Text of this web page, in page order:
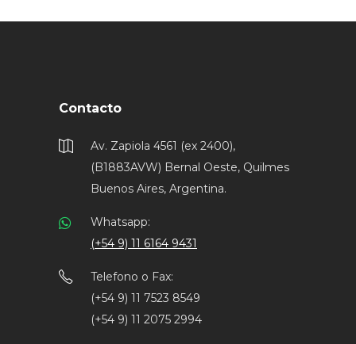
Contacto
Av. Zapiola 4561 (ex 2400),
(B1883AVW) Bernal Oeste, Quilmes
Buenos Aires, Argentina.
Whatsapp:
(+54 9) 11 6164 9431
Telefono o Fax:
(+54 9) 11 7523 8549
(+54 9) 11 2075 2994